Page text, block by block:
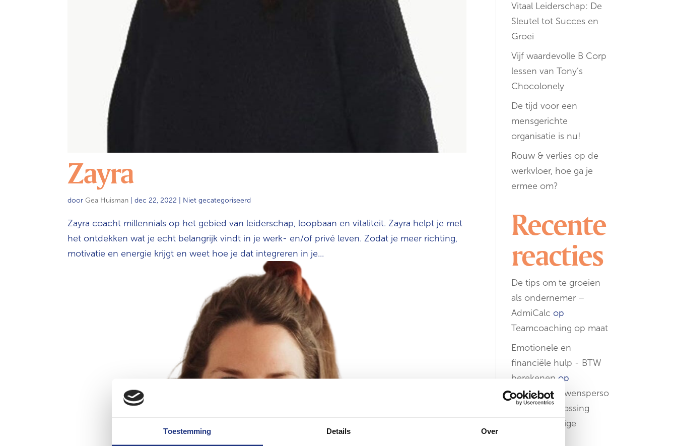
Toestemming Details Over
Zayra
door Gea Huisman |dec 22, 2022 | Niet gecategoriseerd
Zayra coacht millennials op het gebied van leiderschap, loopbaan en vitaliteit. Zayra helpt je met
het ontdekken wat je echt belangrijk vindt in je werk- en/of privé leven. Zodat je meer richting,
motivatie en energie krijgt en weet hoe je dat integreren in je...
Vitaal Leiderschap: De
Sleutel tot Succes en
Groei
Vijf waardevolle B Corp
lessen van Tony’s
Chocolonely
De tijd voor een
mensgerichte
organisatie is nu!
Rouw & verlies op de
werkvloer, hoe ga je
ermee om?
Recente
reacties
De tips om te groeien
als ondernemer –
AdmiCalc op
Teamcoaching op maat
Emotionele en
financiële hulp - BTW
berekenen op
OnzeVertrouwensperso
on: jouw oplossing
voor een veilige